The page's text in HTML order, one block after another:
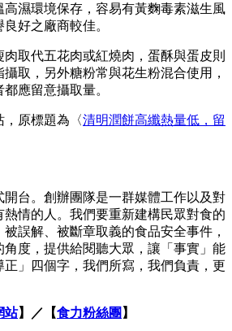
高濕環境保存，容易有黃麴毒素滋生風
好之廠商較佳。
取代五花肉或紅燒肉，蛋酥與蛋皮則
取，另外糖粉常與花生粉混合使用，
應留意攝取量。
，原標題為〈清明潤餅高纖熱量低，留
開台。創辦團隊是一群媒體工作以及對
情的人。我們要重新建構民眾對食的
誤解、被斷章取義的食品安全事件，
角度，提供給閱聽大眾，讓「事實」能
」四個字，我們所寫，我們負責，更
站】／【食力粉絲團 】